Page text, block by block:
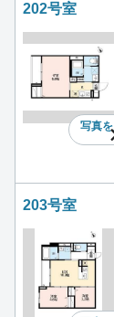
202号室
写真を
203号室